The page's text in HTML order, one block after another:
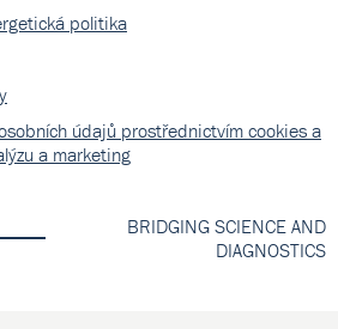
politika
údajů prostřednictvím cookies a
a marketing
BRIDGING SCIENCE AND
DIAGNOSTICS